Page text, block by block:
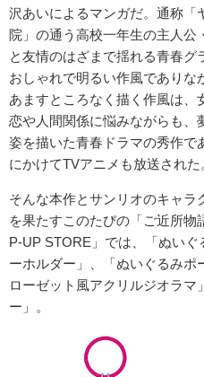
沢あいによるマンガだ。通称「
院」の通う高校一年生の主人
と友情のはざまで揺れる青春グ
おしゃれで明るい作風でありな
あますところなく描く作風は、
恋や人間関係に悩みながらも、
姿を描いた青春ドラマの秀作で
にかけてTVアニメも放送された
そんな本作とサンリオのキャラ
を果たすこのたびの「ご近所
P-UP STORE」では、「ぬい
ーホルダー」、「ぬいぐるみポ
ローゼット風アクリルジオラ
ー」。